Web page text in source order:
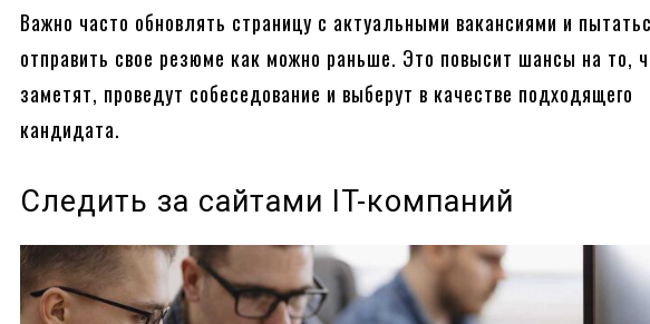
Важно часто обновлять страницу с актуальными вакансиями и
отправить свое резюме как можно раньше. Это повысит шансы на то,
заметят, проведут собеседование и выберут в качестве подходящего
кандидата.
Следить за сайтами IT-компаний